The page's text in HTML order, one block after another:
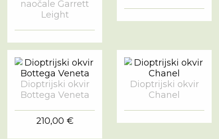
naočale Garrett
Leight
Dioptrijski okvir
Bottega Veneta
210,00 €
Dioptrijski okvir
Chanel